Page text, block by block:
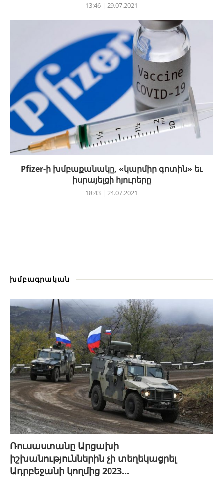
13:46 | 29.07.2021
Pfizer-ի խմբաքանակը, «կարմիր գոտին» եւ
իսրայելցի հյուրերը
18:43 | 24.07.2021
խմբագրական
Ռուսաստանը Արցախի
իշխանություններին չի տեղեկացրել
Ադրբեջանի կողմից 2023...